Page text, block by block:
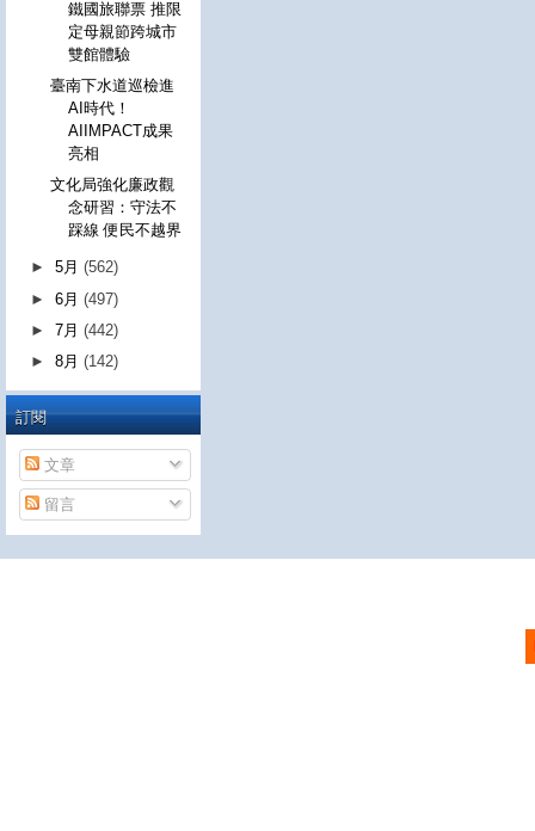
鐵國旅聯票 推限
定母親節跨城市
雙館體驗
臺南下水道巡檢進
AI時代！
AIIMPACT成果
亮相
文化局強化廉政觀
念研習：守法不
踩線 便民不越界
►5月(562)
►6月(497)
►7月(442)
►8月(142)
訂閱
文章
留言